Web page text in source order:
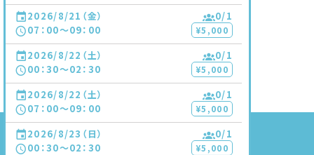
2026/8/21（金）
07：00〜09：00
0/1
¥5,000
2026/8/22（土）
00：30〜02：30
0/1
¥5,000
2026/8/22（土）
07：00〜09：00
0/1
¥5,000
2026/8/23（日）
00：30〜02：30
0/1
¥5,000